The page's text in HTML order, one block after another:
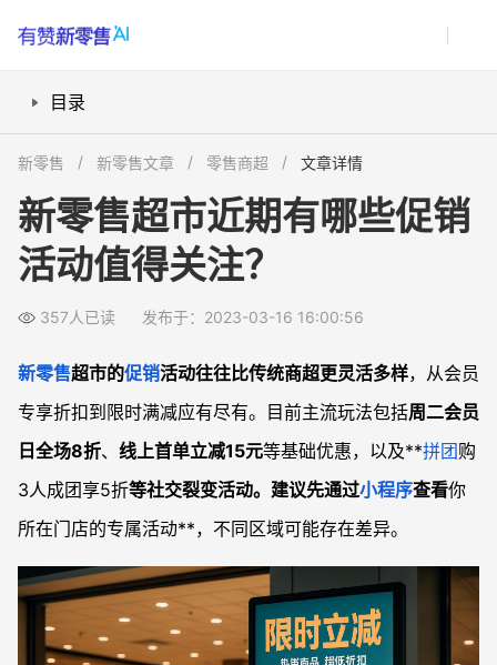
目录
会员积分怎么用最超值？
常见问题
线上线下价格不一致怎么办？
会员等级如何快速提升？
新零售 新零售文章 零售商超 文章详情
新零售超市近期有哪些促销
活动值得关注？
357人已读 发布于：2023-03-16 16:00:56
新零售超市的促销活动往往比传统商超更灵活多样，从会员
专享折扣到限时满减应有尽有。目前主流玩法包括周二会员
日全场8折、 线上首单立减15元等基础优惠，以及**拼团购
3人成团享5折等社交裂变活动。建议先通过小程序查看你
所在门店的专属活动**，不同区域可能存在差异。